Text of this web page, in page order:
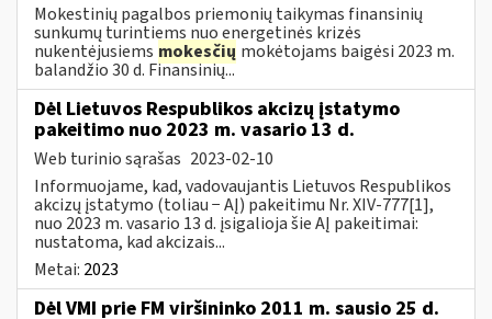
Mokestinių pagalbos priemonių taikymas finansinių
sunkumų turintiems nuo energetinės krizės
nukentėjusiems mokesčių mokėtojams baigėsi 2023 m.
balandžio 30 d. Finansinių...
Dėl Lietuvos Respublikos akcizų įstatymo
pakeitimo nuo 2023 m. vasario 13 d.
Web turinio sąrašas 2023-02-10
Informuojame, kad, vadovaujantis Lietuvos Respublikos
akcizų įstatymo (toliau − AĮ) pakeitimu Nr. XIV-777[1],
nuo 2023 m. vasario 13 d. įsigalioja šie AĮ pakeitimai:
nustatoma, kad akcizais...
Metai: 2023
Dėl VMI prie FM viršininko 2011 m. sausio 25 d.